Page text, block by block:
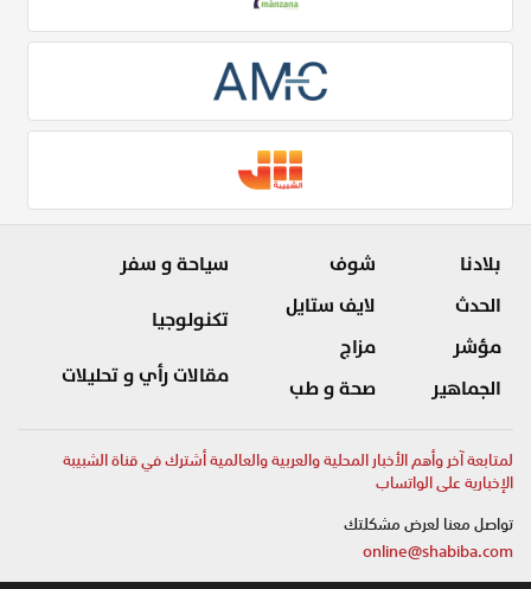
بلادنا
الحدث
مؤشر
الجماهير
شوف
لايف ستايل
مزاج
صحة و طب
سياحة و سفر
تكنولوجيا
مقالات رأي و تحليلات
لمتابعة آخر وأهم الأخبار المحلية والعربية والعالمية أشترك في قناة الشبيبة
الإخبارية على الواتساب
تواصل معنا لعرض مشكلتك
online@shabiba.com